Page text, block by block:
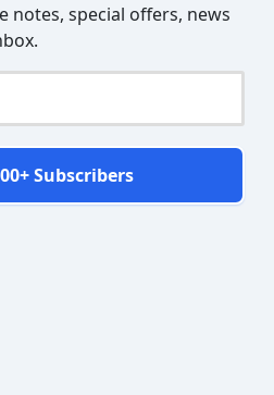
notes, special offers, news
Subscribers